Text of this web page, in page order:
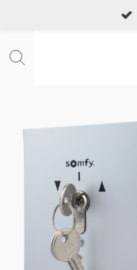
naar